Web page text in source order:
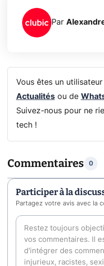
Par
Vous êtes un
Actualitésou de
Suivez-nous pour ne
tech !
Commentaires 0
Participer à la
Partagez votre avis avec la